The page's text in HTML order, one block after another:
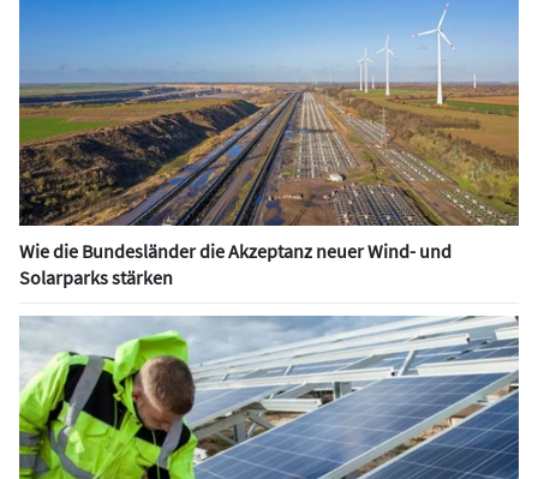
Wie die Bundesländer die Akzeptanz neuer Wind- und
Solarparks stärken